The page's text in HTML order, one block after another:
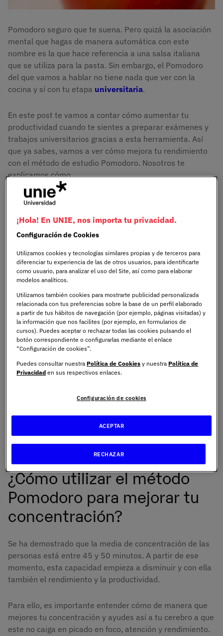
Pomodoro seguro que te suena. Pero quizá la asociación
mental que hagas de manera automática con este
nombre es la que hace referencia a una salsa italiana
que se utiliza para la pasta. Sin embargo, el Pomodoro
del que vamos a hablar no tiene nada que ver con la
cocina y sí con tu etapa universitaria.
En este post te vamos a contar cómo aumentar tu
productividad cuando te sientes a preparar exámenes y
trabajos universitarios gracias a esta herramienta. Así
que ya sabes, vamos a ver cómo mejora tu rendimiento
con el método de estudio Pomodoro. Nosotros te
explicamos cómo.
¿En qué consiste el método
de estudio Pomodoro?
El método de estudio Pomodoro fue ideado por
Francesco Cirillo a finales de 1980 con el objetivo de
encontrar una manera que le permitiese administrar y
gestionar de manera eficaz el tiempo que dedicaba a
cada tarea.
El método de estudio Pomodoro consiste en aprender a
gestionar y organizar el tiempo que le adjudicas a cada
plantea este método es fraccionar el tiempo: es decir,
en primer lugar, se trata de espacios de tiempo cortos;
en segundo lugar, estos son de alta intensidad; y, en
tercer lugar, descansos entre cada intervalo.
¿Cómo utilizar el método
Pomodoro para mejorar tu
concentración?
Se ha demostrado que la media de concentración de las
personas está entre 45 y 50 minutos. A partir de ese
momento, esta capacidad empieza a disminuir y con ella
también el rendimiento y la productividad.
Para ello, es importante entender cómo de manera que
mejores tu concentración y ayudes así a tu cerebro a que
este no caiga en picado en foco, atención y rendimiento.
¡Hola! En UNIE, nos importa tu privacidad.
Configuración de Cookies
Utilizamos cookies y tecnologías similares propias y de terceros para
diferenciar tu experiencia de las de otros usuarios, para identificarte
como usuario, para analizar el uso del Site, así como para elaborar
modelos analíticos.
Utilizamos también cookies para mostrarte publicidad personalizada
relacionada con tus preferencias sobre la base de un perfil elaborado
a partir de tus hábitos de navegación (por ejemplo, páginas visitadas) y
la información que nos facilites (por ejemplo, en formularios de
cursos). Puedes aceptar o rechazar todas las cookies pulsando el
botón correspondiente o configurarlas mediante el enlace
“Configuración de cookies”.
Puedes consultar nuestra Política de Cookies y nuestra Política de
Privacidad en sus respectivos enlaces.
Configuración de cookies
RECHAZAR
ACEPTAR